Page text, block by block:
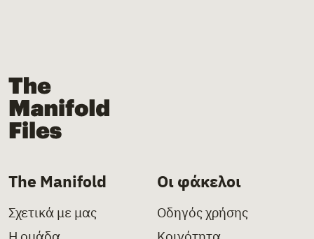
The Manifold Files
The Manifold
Σχετικά με μας
Οι φάκελοι
Οδηγός χρήσης